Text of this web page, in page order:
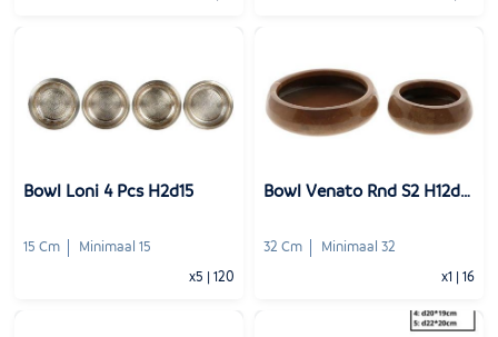
- 1 + Voeg toe - 1 + Voeg toe
Bowl Loni 4 Pcs H2d15
15 Cm Minimaal 15
x5 120
Bowl Venato Rnd S2 H12d32
32 Cm Minimaal 32
x1 16